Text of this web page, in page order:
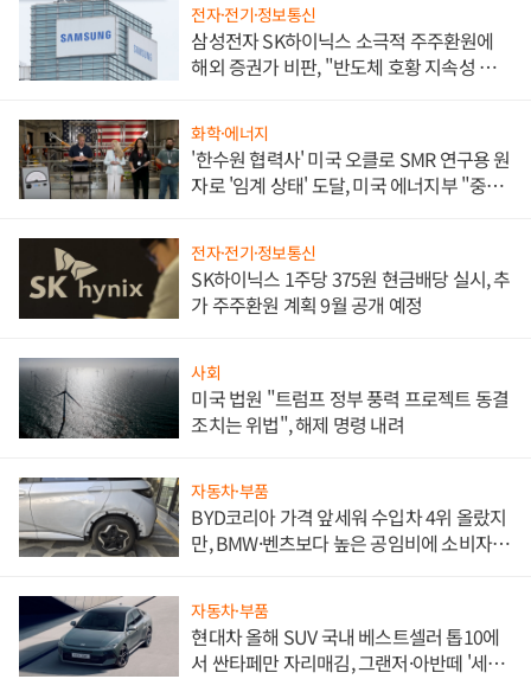
전자·전기·정보통신
삼성전자 SK하이닉스 소극적 주주환원에
해외 증권가 비판, "반도체 호황 지속성 의
화학·에너지
'한수원 협력사' 미국 오클로 SMR 연구용 원
자로 '임계 상태' 도달, 미국 에너지부 "중요
전자·전기·정보통신
SK하이닉스 1주당 375원 현금배당 실시, 추
가 주주환원 계획 9월 공개 예정
사회
미국 법원 "트럼프 정부 풍력 프로젝트 동결
조치는 위법", 해제 명령 내려
자동차·부품
BYD코리아 가격 앞세워 수입차 4위 올랐지
만, BMW·벤츠보다 높은 공임비에 소비자
자동차·부품
현대차 올해 SUV 국내 베스트셀러 톱10에
서 싼타페만 자리매김, 그랜저·아반떼 '세단